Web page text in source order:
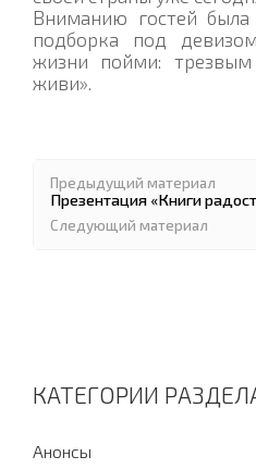
Вниманию гостей
подборка под
жизни пойми:
живи».
Предыдущий материал
Презентация «Книги
Следующий материал
КАТЕГОРИИ
Анонсы